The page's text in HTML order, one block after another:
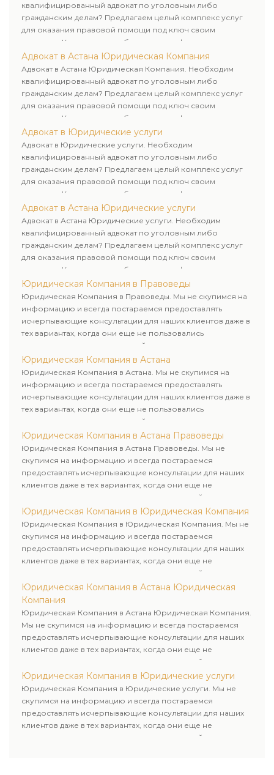
квалифицированный адвокат по уголовным либо
гражданским делам? Предлагаем целый комплекс услуг
для оказания правовой помощи под ключ своим
клиентам. Комплексное обслуживание физических и
юридических лиц. Индивидуальный подход к каждому
клиенту.
Адвокат в Астана Юридическая Компания
Адвокат в Астана Юридическая Компания. Необходим
квалифицированный адвокат по уголовным либо
гражданским делам? Предлагаем целый комплекс услуг
для оказания правовой помощи под ключ своим
клиентам. Комплексное обслуживание физических и
юридических лиц. Индивидуальный подход к каждому
клиенту.
Адвокат в Юридические услуги
Адвокат в Юридические услуги. Необходим
квалифицированный адвокат по уголовным либо
гражданским делам? Предлагаем целый комплекс услуг
для оказания правовой помощи под ключ своим
клиентам. Комплексное обслуживание физических и
юридических лиц. Индивидуальный подход к каждому
клиенту.
Адвокат в Астана Юридические услуги
Адвокат в Астана Юридические услуги. Необходим
квалифицированный адвокат по уголовным либо
гражданским делам? Предлагаем целый комплекс услуг
для оказания правовой помощи под ключ своим
клиентам. Комплексное обслуживание физических и
юридических лиц. Индивидуальный подход к каждому
клиенту.
Юридическая Компания в Правоведы
Юридическая Компания в Правоведы. Мы не скупимся на
информацию и всегда постараемся предоставлять
исчерпывающие консультации для наших клиентов даже в
тех вариантах, когда они еще не пользовались
юридическими услугами нашей компании.
Юридическая Компания в Астана
Юридическая Компания в Астана. Мы не скупимся на
информацию и всегда постараемся предоставлять
исчерпывающие консультации для наших клиентов даже в
тех вариантах, когда они еще не пользовались
юридическими услугами нашей компании.
Юридическая Компания в Астана Правоведы
Юридическая Компания в Астана Правоведы. Мы не
скупимся на информацию и всегда постараемся
предоставлять исчерпывающие консультации для наших
клиентов даже в тех вариантах, когда они еще не
пользовались юридическими услугами нашей компании.
Юридическая Компания в Юридическая Компания
Юридическая Компания в Юридическая Компания. Мы не
скупимся на информацию и всегда постараемся
предоставлять исчерпывающие консультации для наших
клиентов даже в тех вариантах, когда они еще не
пользовались юридическими услугами нашей компании.
Юридическая Компания в Астана Юридическая
Компания
Юридическая Компания в Астана Юридическая Компания.
Мы не скупимся на информацию и всегда постараемся
предоставлять исчерпывающие консультации для наших
клиентов даже в тех вариантах, когда они еще не
пользовались юридическими услугами нашей компании.
Юридическая Компания в Юридические услуги
Юридическая Компания в Юридические услуги. Мы не
скупимся на информацию и всегда постараемся
предоставлять исчерпывающие консультации для наших
клиентов даже в тех вариантах, когда они еще не
пользовались юридическими услугами нашей компании.